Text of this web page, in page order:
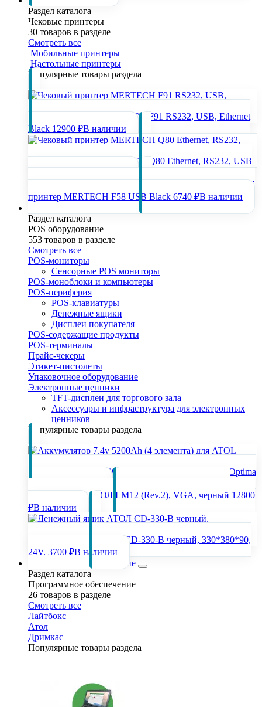
Раздел каталога
Чековые принтеры
30 товаров в разделе
Смотреть все
Мобильные принтеры
Настольные принтеры
Популярные товары раздела
Чековый принтер MERTECH F91 RS232, USB, Ethernet
Black 12900 ₽В наличии
Чековый принтер MERTECH Q80 Ethernet, RS232, USB
Чековый
принтер MERTECH F58 USB Black 6740 ₽В наличии
Раздел каталога
POS оборудование
553 товаров в разделе
Смотреть все
POS-мониторы
Сенсорные POS мониторы
POS-моноблоки и компьютеры
POS-периферия
POS-клавиатуры
Денежные ящики
Дисплеи покупателя
POS-содержащие продукты
POS-терминалы
Прайс-чекеры
Этикет-пистолеты
Упаковочное оборудование
Электронные ценники
TFT-дисплеи для торгового зала
Аксессуары и инфраструктура для электронных
ценников
Популярные товары раздела
Аккумулятор 7.4v 5200Ah (4 элемента) для ATOL Optima
монитор 12,1" АТОЛ LM12 (Rev.2), VGA, черный 12800
₽В наличии
Денежный ящик АТОЛ CD-330-B черный, 330*380*90,
24V. 3700 ₽В наличии
Программное обеспечение
Раздел каталога
Программное обеспечение
26 товаров в разделе
Смотреть все
Лайтбокс
Атол
Дримкас
Популярные товары раздела